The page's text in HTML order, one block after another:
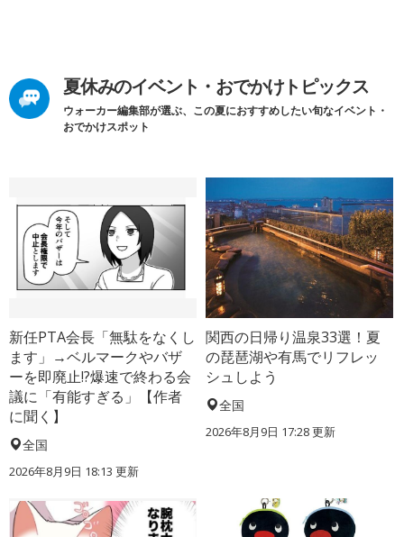
夏休みのイベント・おでかけトピックス
ウォーカー編集部が選ぶ、この夏におすすめしたい旬なイベント・
おでかけスポット
新任PTA会長「無駄をなくし
ます」→ベルマークやバザ
ーを即廃止!?爆速で終わる会
議に「有能すぎる」【作者
に聞く】
全国
2026年8月9日 18:13 更新
関西の日帰り温泉33選！夏
の琵琶湖や有馬でリフレッ
シュしよう
全国
2026年8月9日 17:28更新